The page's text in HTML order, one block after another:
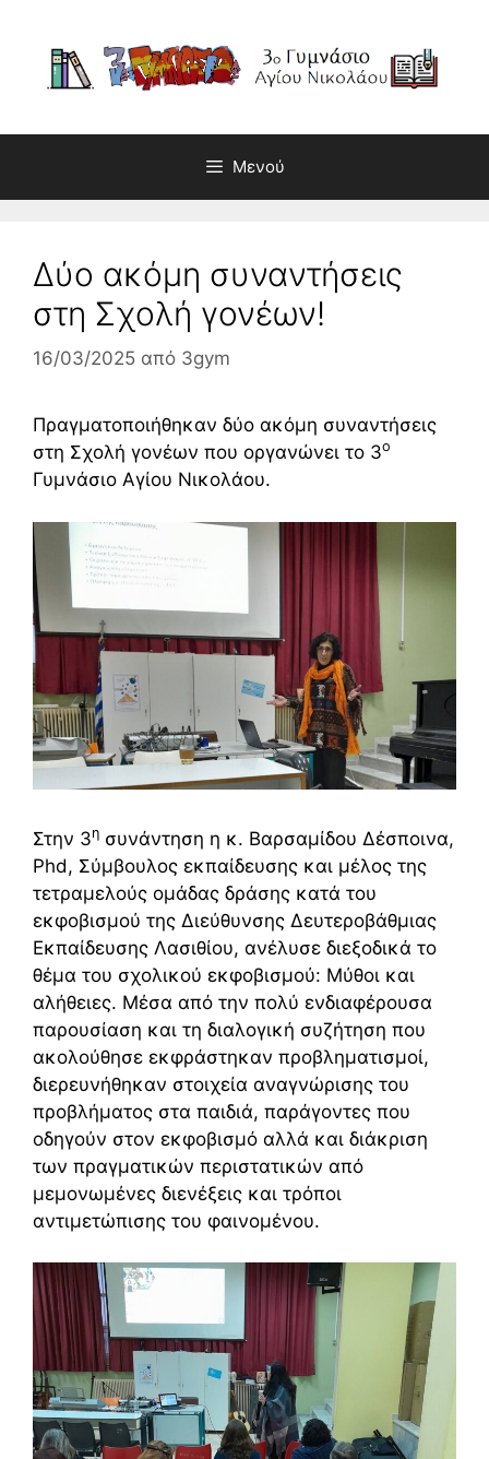
περιεχόμενο
Μενού
Δύο ακόμη συναντήσεις
στη Σχολή γονέων!
16/03/2025 από 3gym
Πραγματοποιήθηκαν δύο ακόμη συναντήσεις
στη Σχολή γονέων που οργανώνει το 3ο
Γυμνάσιο Αγίου Νικολάου.
Στην 3η συνάντηση η κ. Βαρσαμίδου Δέσποινα,
Phd, Σύμβουλος εκπαίδευσης και μέλος της
τετραμελούς ομάδας δράσης κατά του
εκφοβισμού της Διεύθυνσης Δευτεροβάθμιας
Εκπαίδευσης Λασιθίου, ανέλυσε διεξοδικά το
θέμα του σχολικού εκφοβισμού: Μύθοι και
αλήθειες. Μέσα από την πολύ ενδιαφέρουσα
παρουσίαση και τη διαλογική συζήτηση που
ακολούθησε εκφράστηκαν προβληματισμοί,
διερευνήθηκαν στοιχεία αναγνώρισης του
προβλήματος στα παιδιά, παράγοντες που
οδηγούν στον εκφοβισμό αλλά και διάκριση
των πραγματικών περιστατικών από
μεμονωμένες διενέξεις και τρόποι
αντιμετώπισης του φαινομένου.